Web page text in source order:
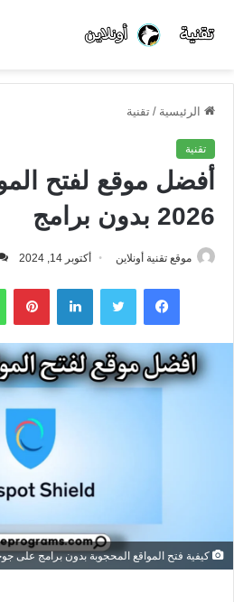
الرئيسية / تقنية
تقنية
أفضل موقع لفتح
2026 بدون برامج
موقع تقنية أونلاين أكتوبر 14, 2024
فيسبوك تويتر لينكدإن
كيفية فتح المواقع المحجوبة بدون برامج على